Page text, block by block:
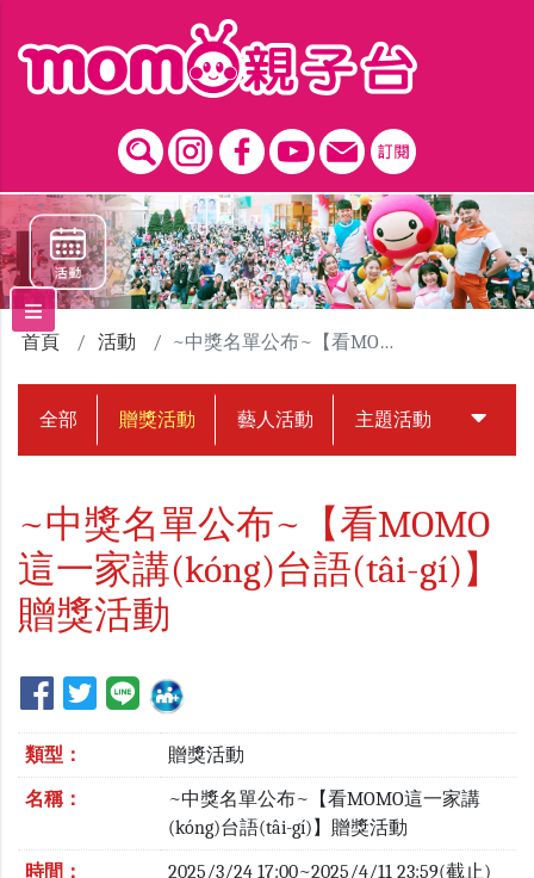
首頁 活動 ~中獎名單公布~【看MOMO這一家講(kóng)台語(tâi-gí)】贈獎活動
全部 贈獎活動 藝人活動 主題活動 中獎名
~中獎名單公布~【看MOMO
這一家講(kóng)台語(tâi-gí)】
贈獎活動
類型： 贈獎活動
名稱：
~中獎名單公布~【看MOMO這一家講
(kóng)台語(tâi-gí)】贈獎活動
時間： 2025/3/24 17:00~2025/4/11 23:59(截止)